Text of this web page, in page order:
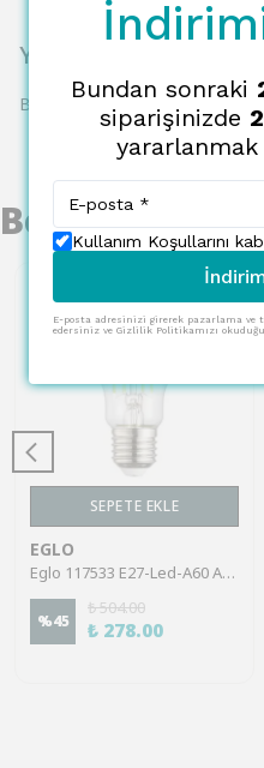
Yorumlar
Bu ürün için henüz yorum
Benzer
SEPETE EKLE
EGLO
Eglo 117533 E27-Led-A60 Ampul 1X7W Şeffaf 2700K 806 Lümen
%45
₺ 504.00
₺ 278.00
Bundan sonraki
siparişinizde
Kullanım Koşullarını
E-posta adresinizi girerek pazarlama
edersiniz ve Gizlilik Politikamızı